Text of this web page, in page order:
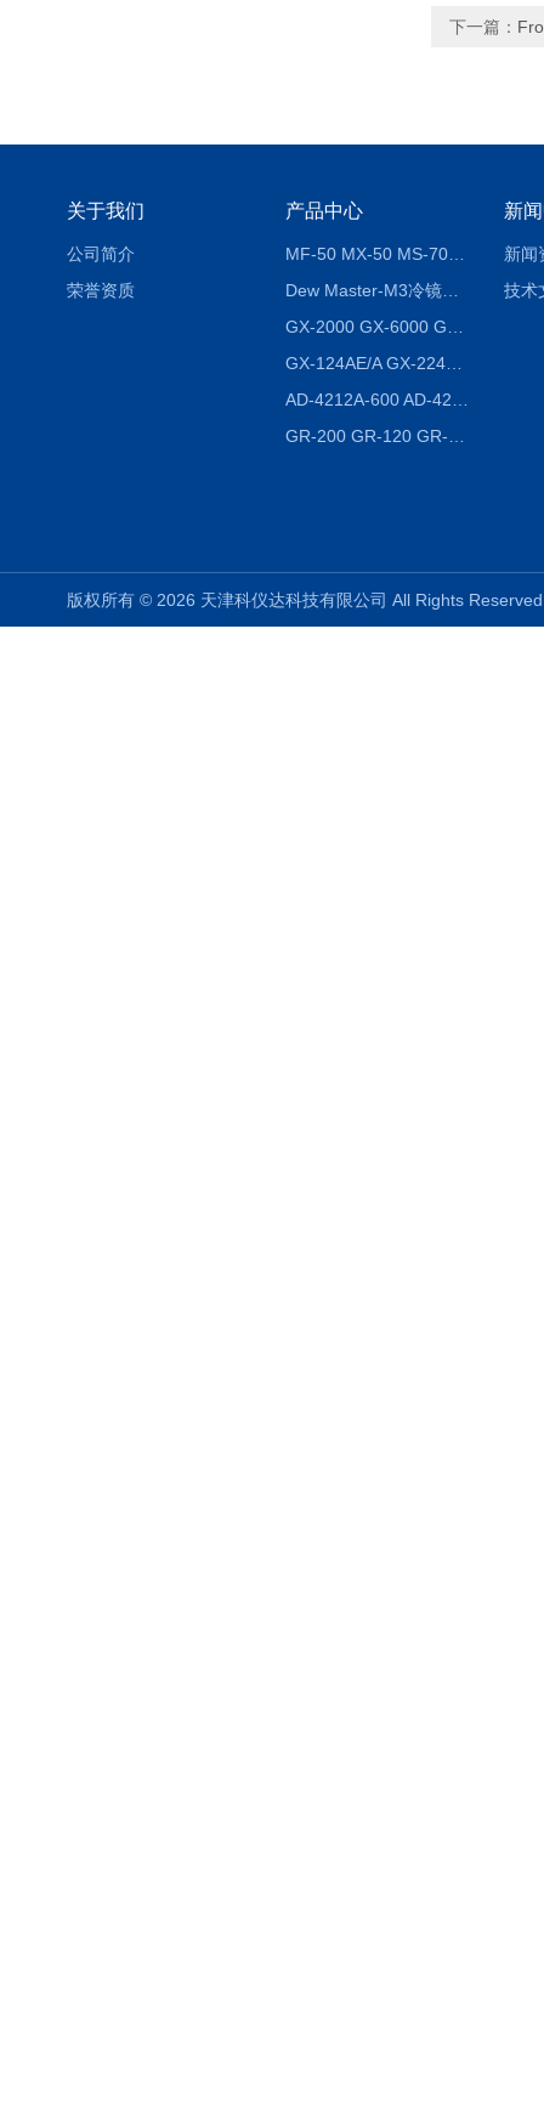
下一篇：
关于我们
公司简介
荣誉资质
产品中心
MF-50 MX-50 MS-70卤素水分测定仪 红外线水分仪
Dew Master-M3冷镜式露点仪
GX-124AE/A GX-224AE/A分析天平
新
新闻
技术
版权所有 © 2026 天津科仪达科技有限公司 All Rights